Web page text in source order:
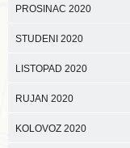
PROSINAC 2020
STUDENI 2020
LISTOPAD 2020
RUJAN 2020
KOLOVOZ 2020